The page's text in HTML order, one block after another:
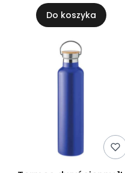
Do koszyka